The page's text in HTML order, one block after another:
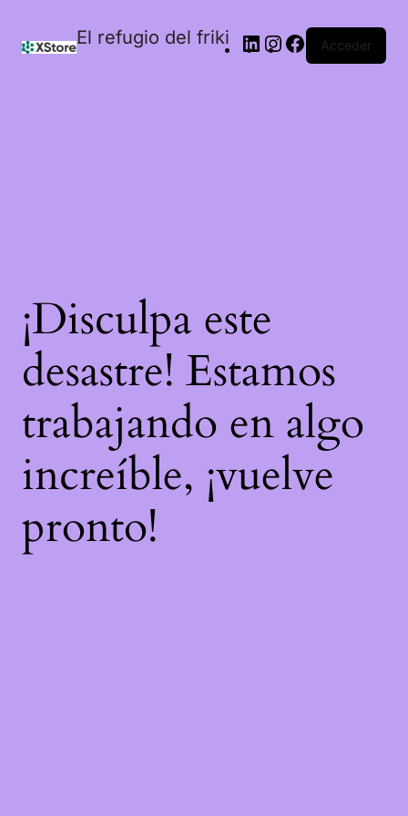
El refugio del friki Acceder
¡Disculpa este
desastre! Estamos
trabajando en algo
increíble, ¡vuelve
pronto!